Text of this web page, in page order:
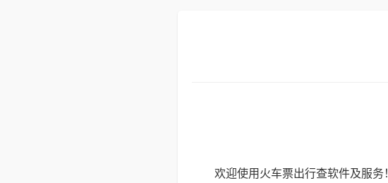
欢迎使用火车票出行查软件及服务！